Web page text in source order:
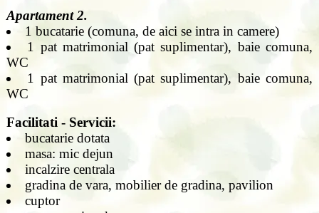
Apartament 2.
1 bucatarie (comuna, de aici se intra in camere)
1 pat matrimonial (pat suplimentar), baie comuna,
WC
1 pat matrimonial (pat suplimentar), baie comuna,
WC
Facilitati - Servicii:
bucatarie dotata
masa: mic dejun
incalzire centrala
gradina de vara, mobilier de gradina, pavilion
cuptor